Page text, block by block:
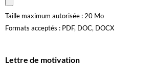
Taille maximum autorisée : 20 Mo
Formats acceptés : PDF, DOC, DOCX
Lettre de motivation